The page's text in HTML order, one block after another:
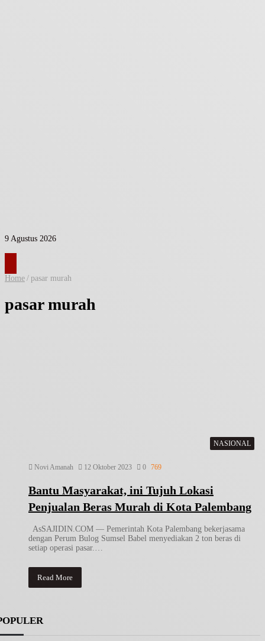
9 Agustus 2026
Home / pasar murah
pasar murah
NASIONAL
Novi Amanah 12 Oktober 2023 0 769
Bantu Masyarakat, ini Tujuh Lokasi
Penjualan Beras Murah di Kota Palembang
AsSAJIDIN.COM — Pemerintah Kota Palembang bekerjasama
dengan Perum Bulog Sumsel Babel menyediakan 2 ton beras di
setiap operasi pasar.…
Read More